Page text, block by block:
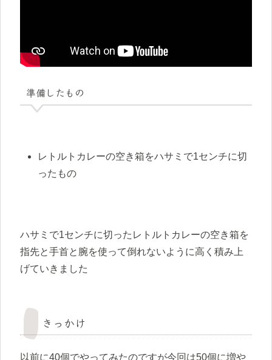
準備したもの
レトルトカレーの空き箱をハサミで1センチに切
ったもの
ハサミで1センチに切ったレトルトカレーの空き箱を
指先と手首と腕を使って倒れないように高く積み上
げていきました
きっかけ
以前に40個でやってみたのですが今回は50個に増や